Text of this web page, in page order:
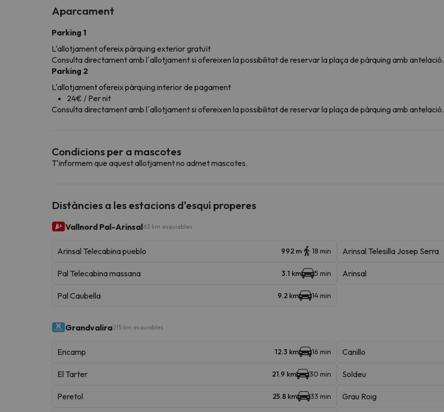
Aparcament
Parking 1
L'allotjament ofereix pàrquing exterior gratuït
Consulta directament amb l´allotjament si ofereixen la possibilitat de reservar la plaça de pàrquing amb antelació.
Parking 2
L'allotjament ofereix pàrquing interior de pagament
24€ / Per nit
Consulta directament amb l´allotjament si ofereixen la possibilitat de reservar la plaça de pàrquing amb antelació.
Condicions per a mascotes
T'informem que aquest allotjament no admet mascotes.
Distàncies a les estacions d'esquí properes
Vallnord Pal-Arinsal63 km esquiables
Arinsal Telecabina pueblo 992 m 18 min Arinsal Telesilla Josep Serra
Pal Telecabina massana 3.1 km 5 min Arinsal
Pal Caubella 9.2 km 14 min
Grandvalira215 km esquiables
Encamp 12.3 km 16 min Canillo
El Tarter 21.9 km 30 min Soldeu
Peretol 25.8 km 33 min Grau Roig